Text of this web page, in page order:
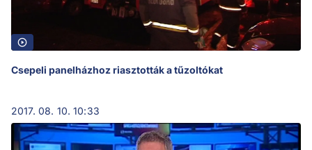
Csepeli panelházhoz riasztották a tűzoltókat
2017. 08. 10. 10:33